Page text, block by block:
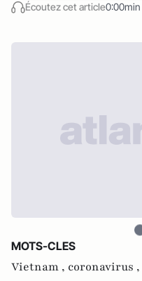
Écoutez cet article0:00min
MOTS-CLES
Vietnam , coronavirus ,